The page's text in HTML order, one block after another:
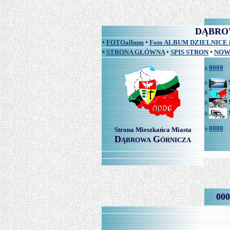
* FOTOalbum * Foto ALBUM DZIELNICE
* STRONA GŁÓWNA * SPIS STRON *
Strona Mieszkańca Miasta
DĄBROWA GÓRNICZA
|: 0000
|:
|:
|:
|:
|: 0000